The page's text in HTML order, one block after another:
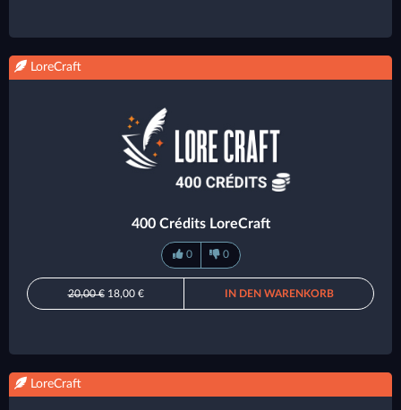
LoreCraft
400 Crédits LoreCraft
0 0
20,00 €18,00 € IN DEN WARENKORB
LoreCraft